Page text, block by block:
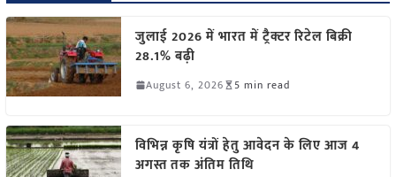
जुलाई 2026 में भारत में ट्रैक्टर रिटेल बिक्री
28.1% बढ़ी
August 6, 2026 5 min read
विभिन्न कृषि यंत्रों हेतु आवेदन के लिए आज 4
अगस्त तक अंतिम तिथि